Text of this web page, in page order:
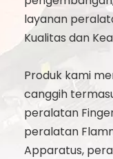
layanan
Kualitas dan
Produk kami
canggih
peralatan
peralatan
Apparatus,